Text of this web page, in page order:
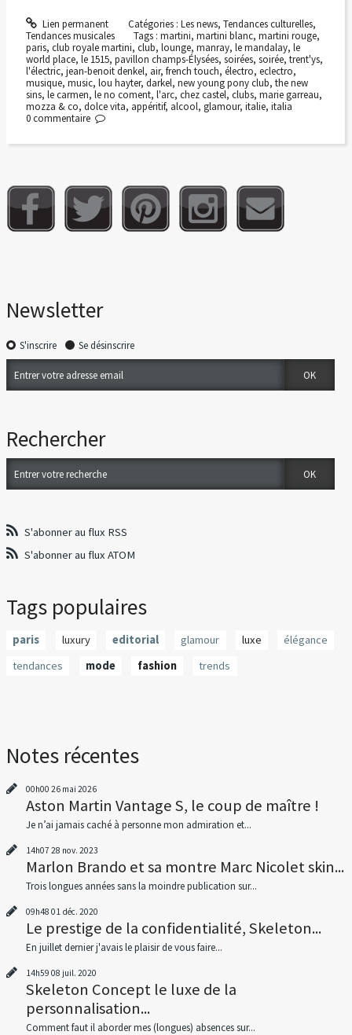
Lien permanent Catégories : Les news, Tendances culturelles,
Tendances musicales
Tags :martini,martini blanc,martini rouge,
paris, club royale martini, club, lounge, manray, le mandalay, le
world place, le 1515, pavillon champs-Élysées, soirées, soirée, trent'ys,
l'électric, jean-benoit denkel, air, french touch, électro, eclectro,
musique, music, lou hayter, darkel, new young pony club, the new
sins, le carmen, le no coment, l'arc, chez castel, clubs, marie garreau,
mozza & co, dolce vita, appéritif, alcool, glamour, italie, italia
0 commentaire
Newsletter
S'inscrire Se désinscrire
Rechercher
S'abonner au flux RSS
S'abonner au flux ATOM
Tags populaires
paris luxury editorial glamour luxe
élégance
tendances
mode fashion trends
Notes récentes
00h00 26 mai 2026
Aston Martin Vantage S, le coup de maître !
Je n’ai jamais caché à personne mon admiration et...
14h07 28 nov. 2023
Marlon Brando et sa montre Marc Nicolet skin...
Trois longues années sans la moindre publication sur...
09h48 01 déc. 2020
Le prestige de la confidentialité, Skeleton...
En juillet dernier j'avais le plaisir de vous faire...
14h59 08 juil. 2020
Skeleton Concept le luxe de la
personnalisation...
Comment faut il aborder mes (longues) absences sur...